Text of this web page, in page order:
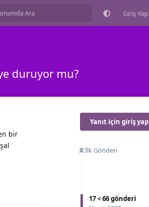
Giriş Yap
duruyor mu?
Yanıt için giriş yap
İlk Gönderi
17<66gönderi
bir